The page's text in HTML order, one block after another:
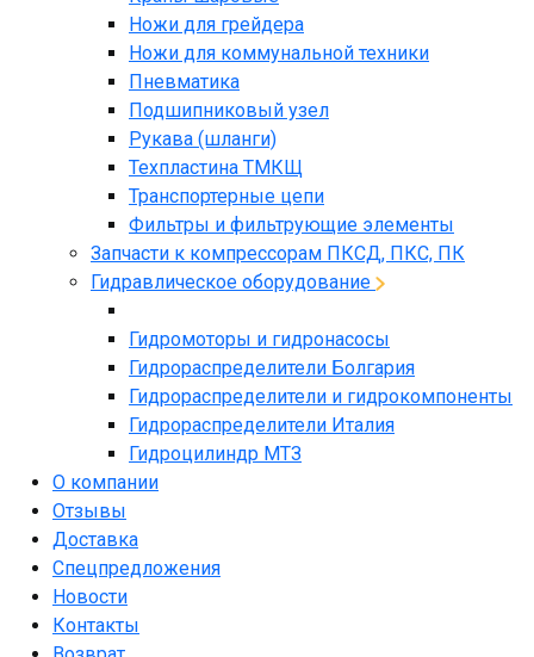
Ножи для грейдера
Ножи для коммунальной техники
Пневматика
Подшипниковый узел
Рукава (шланги)
Техпластина ТМКЩ
Транспортерные цепи
Фильтры и фильтрующие элементы
Запчасти к компрессорам ПКСД, ПКС, ПК
Гидравлическое оборудование
Гидромоторы и гидронасосы
Гидрораспределители Болгария
Гидрораспределители и гидрокомпоненты
Гидрораспределители Италия
Гидроцилиндр МТЗ
О компании
Отзывы
Доставка
Спецпредложения
Новости
Контакты